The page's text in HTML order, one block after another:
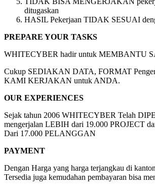
ditugaskan
HASIL Pekerjaan TIDAK SESUAI
PREPARE YOUR TASKS
WHITECYBER hadir untuk MEMBANTU
Cukup SEDIAKAN DATA, FORMAT
KAMI KERJAKAN untuk ANDA.
OUR EXPERIENCES
Sejak tahun 2006 WHITECYBER Telah
mengerjalan LEBIH dari 19.000 PROJECT
Dari 17.000 PELANGGAN
PAYMENT
Dengan Harga yang harga terjangkau di
Tersedia juga kemudahan pembayaran bisa